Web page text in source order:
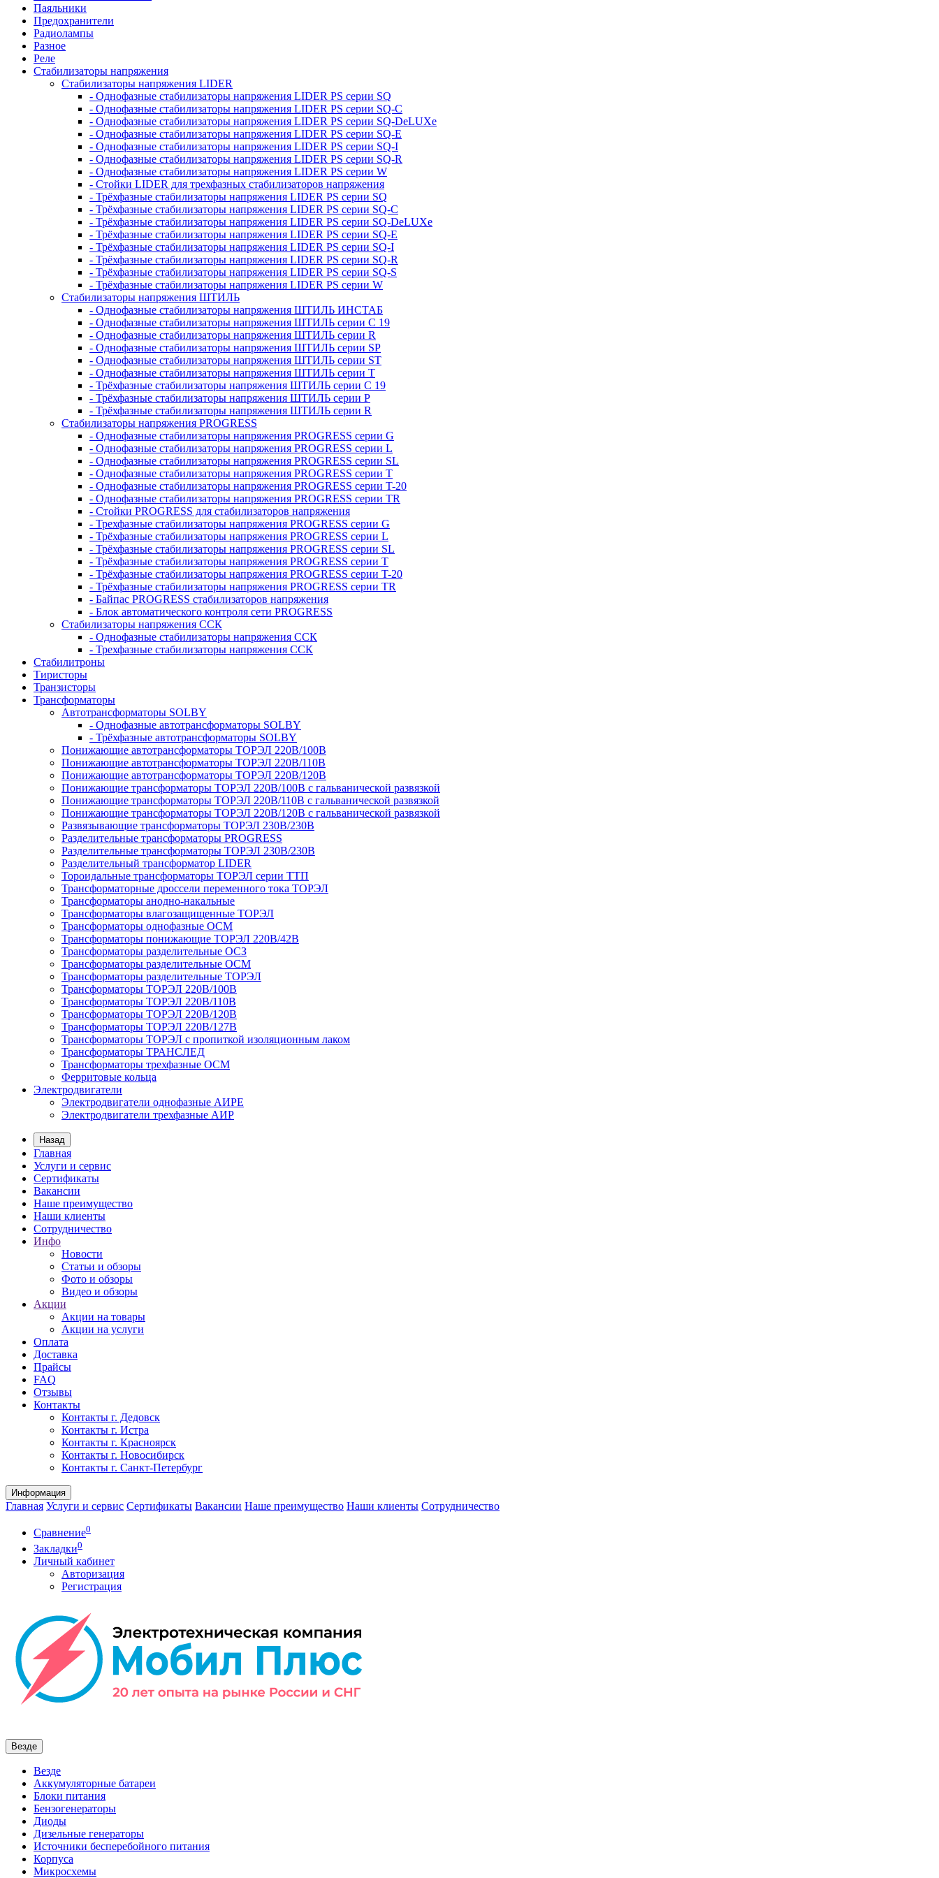
Паяльники
Предохранители
Радиолампы
Разное
Реле
Стабилизаторы напряжения
Стабилизаторы напряжения LIDER
- Однофазные стабилизаторы напряжения LIDER PS серии SQ
- Однофазные стабилизаторы напряжения LIDER PS серии SQ-C
- Однофазные стабилизаторы напряжения LIDER PS серии SQ-DeLUXe
- Однофазные стабилизаторы напряжения LIDER PS серии SQ-E
- Однофазные стабилизаторы напряжения LIDER PS серии SQ-I
- Однофазные стабилизаторы напряжения LIDER PS серии SQ-R
- Однофазные стабилизаторы напряжения LIDER PS серии W
- Стойки LIDER для трехфазных стабилизаторов напряжения
- Трёхфазные стабилизаторы напряжения LIDER PS серии SQ
- Трёхфазные стабилизаторы напряжения LIDER PS серии SQ-C
- Трёхфазные стабилизаторы напряжения LIDER PS серии SQ-DeLUXe
- Трёхфазные стабилизаторы напряжения LIDER PS серии SQ-E
- Трёхфазные стабилизаторы напряжения LIDER PS серии SQ-I
- Трёхфазные стабилизаторы напряжения LIDER PS серии SQ-R
- Трёхфазные стабилизаторы напряжения LIDER PS серии SQ-S
- Трёхфазные стабилизаторы напряжения LIDER PS серии W
Стабилизаторы напряжения ШТИЛЬ
- Однофазные стабилизаторы напряжения ШТИЛЬ ИНСТАБ
- Однофазные стабилизаторы напряжения ШТИЛЬ серии C 19
- Однофазные стабилизаторы напряжения ШТИЛЬ серии R
- Однофазные стабилизаторы напряжения ШТИЛЬ серии SP
- Однофазные стабилизаторы напряжения ШТИЛЬ серии ST
- Однофазные стабилизаторы напряжения ШТИЛЬ серии T
- Трёхфазные стабилизаторы напряжения ШТИЛЬ серии C 19
- Трёхфазные стабилизаторы напряжения ШТИЛЬ серии P
- Трёхфазные стабилизаторы напряжения ШТИЛЬ серии R
Стабилизаторы напряжения PROGRESS
- Однофазные стабилизаторы напряжения PROGRESS серии G
- Однофазные стабилизаторы напряжения PROGRESS серии L
- Однофазные стабилизаторы напряжения PROGRESS серии SL
- Однофазные стабилизаторы напряжения PROGRESS серии T
- Однофазные стабилизаторы напряжения PROGRESS серии T-20
- Однофазные стабилизаторы напряжения PROGRESS серии TR
- Стойки PROGRESS для стабилизаторов напряжения
- Трехфазные стабилизаторы напряжения PROGRESS серии G
- Трёхфазные стабилизаторы напряжения PROGRESS серии L
- Трёхфазные стабилизаторы напряжения PROGRESS серии SL
- Трёхфазные стабилизаторы напряжения PROGRESS серии T
- Трёхфазные стабилизаторы напряжения PROGRESS серии T-20
- Трёхфазные стабилизаторы напряжения PROGRESS серии TR
- Байпас PROGRESS стабилизаторов напряжения
- Блок автоматического контроля сети PROGRESS
Стабилизаторы напряжения ССК
- Однофазные стабилизаторы напряжения ССК
- Трехфазные стабилизаторы напряжения ССК
Стабилитроны
Тиристоры
Транзисторы
Трансформаторы
Автотрансформаторы SOLBY
- Однофазные автотрансформаторы SOLBY
- Трёхфазные автотрансформаторы SOLBY
Понижающие автотрансформаторы ТОРЭЛ 220В/100В
Понижающие автотрансформаторы ТОРЭЛ 220В/110В
Понижающие автотрансформаторы ТОРЭЛ 220В/120В
Понижающие трансформаторы ТОРЭЛ 220В/100В с гальванической развязкой
Понижающие трансформаторы ТОРЭЛ 220В/110В с гальванической развязкой
Понижающие трансформаторы ТОРЭЛ 220В/120В с гальванической развязкой
Развязывающие трансформаторы ТОРЭЛ 230В/230В
Разделительные трансформаторы PROGRESS
Разделительные трансформаторы ТОРЭЛ 230В/230В
Разделительный трансформатор LIDER
Тороидальные трансформаторы ТОРЭЛ серии ТТП
Трансформаторные дроссели переменного тока ТОРЭЛ
Трансформаторы анодно-накальные
Трансформаторы влагозащищенные ТОРЭЛ
Трансформаторы однофазные ОСМ
Трансформаторы понижающие ТОРЭЛ 220В/42В
Трансформаторы разделительные ОСЗ
Трансформаторы разделительные ОСМ
Трансформаторы разделительные ТОРЭЛ
Трансформаторы ТОРЭЛ 220В/100В
Трансформаторы ТОРЭЛ 220В/110В
Трансформаторы ТОРЭЛ 220В/120В
Трансформаторы ТОРЭЛ 220В/127В
Трансформаторы ТОРЭЛ с пропиткой изоляционным лаком
Трансформаторы ТРАНСЛЕД
Трансформаторы трехфазные ОСМ
Ферритовые кольца
Электродвигатели
Электродвигатели однофазные АИРЕ
Электродвигатели трехфазные АИР
Назад
Главная
Услуги и сервис
Сертификаты
Вакансии
Наше преимущество
Наши клиенты
Сотрудничество
Инфо
Новости
Статьи и обзоры
Фото и обзоры
Видео и обзоры
Акции
Акции на товары
Акции на услуги
Оплата
Доставка
Прайсы
FAQ
Отзывы
Контакты
Контакты г. Дедовск
Контакты г. Истра
Контакты г. Красноярск
Контакты г. Новосибирск
Контакты г. Санкт-Петербург
Информация
Главная Услуги и сервис Сертификаты Вакансии Наше преимущество Наши клиенты Сотрудничество
Сравнение0
Закладки0
Личный кабинет
Авторизация
Регистрация
Везде
Везде
Аккумуляторные батареи
Блоки питания
Бензогенераторы
Диоды
Дизельные генераторы
Источники бесперебойного питания
Корпуса
Микросхемы